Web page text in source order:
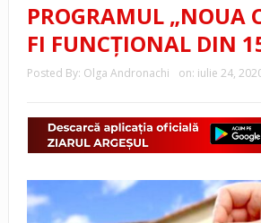
PROGRAMUL „NOUA
FI FUNCȚIONAL DIN
Posted By: Olga Andronachi on: iulie 24,